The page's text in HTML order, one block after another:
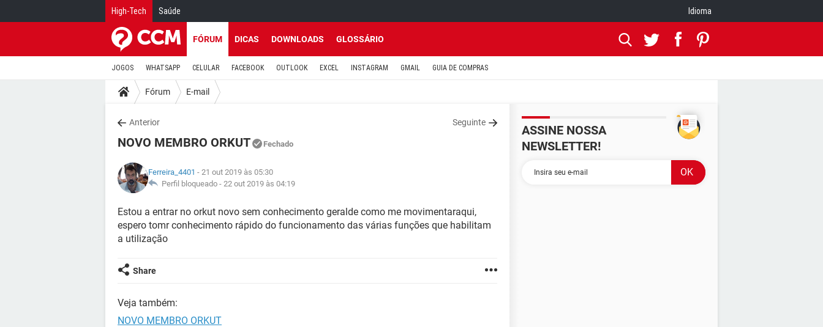
High-Tech Saúde Idioma
FÓRUM DICAS DOWNLOADS GLOSSÁRIO
JOGOS WHATSAPP CELULAR FACEBOOK OUTLOOK EXCEL INSTAGRAM GMAIL GUIA DE COMPRAS
Fórum E-mail
Anterior Seguinte
NOVO MEMBRO ORKUT Fechado
Ferreira_4401 - 21 out 2019 às 05:30
Perfil bloqueado - 22 out 2019 às 04:19
Estou a entrar no orkut novo sem conhecimento geralde como me movimentaraqui,
espero tomr conhecimento rápido do funcionamento das várias funções que habilitam
a utilização
Share
Veja também:
NOVO MEMBRO ORKUT
ASSINE NOSSA
NEWSLETTER!